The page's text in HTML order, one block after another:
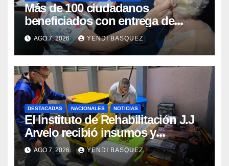
Más de 100 ciudadanos
beneficiados con entrega de
prótesis auditivas en el Centro de
Rehabilitación J.J. Arvelo
AGO 7, 2026 YENDI BASQUEZ
DESTACADAS NACIONALES NOTICIAS
El Instituto de Rehabilitación J.J
Arvelo recibió insumos y
herramientas para la atención de
personas con discapacidad
AGO 7, 2026 YENDI BASQUEZ